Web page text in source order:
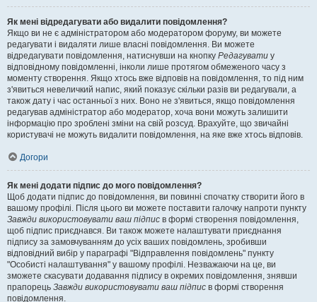
Як мені відредагувати або видалити повідомлення?
Якщо ви не є адміністратором або модератором форуму, ви можете
редагувати і видаляти лише власні повідомлення. Ви можете
відредагувати повідомлення, натиснувши на кнопку Редагувати у
відповідному повідомленні, інколи лише протягом обмеженого часу з
моменту створення. Якщо хтось вже відповів на повідомлення, то під ним
з'явиться невеличкий напис, який показує скільки разів ви редагували, а
також дату і час останньої з них. Воно не з'явиться, якщо повідомлення
редагував адміністратор або модератор, хоча вони можуть залишити
інформацію про зроблені зміни на свій розсуд. Врахуйте, що звичайні
користувачі не можуть видалити повідомлення, на яке вже хтось відповів.
Догори
Як мені додати підпис до мого повідомлення?
Щоб додати підпис до повідомлення, ви повинні спочатку створити його в
вашому профілі. Після цього ви можете поставити галочку напроти пункту
Завжди використовувати ваш підпис в формі створення повідомлення,
щоб підпис приєднався. Ви також можете налаштувати приєднання
підпису за замовчуванням до усіх ваших повідомлень, зробивши
відповідний вибір у параграфі "Відправлення повідомлень" пункту
"Особисті налаштування" у вашому профілі. Незважаючи на це, ви
зможете скасувати додавання підпису в окремих повідомлення, знявши
прапорець Завжди використовувати ваш підпис в формі створення
повідомлення.